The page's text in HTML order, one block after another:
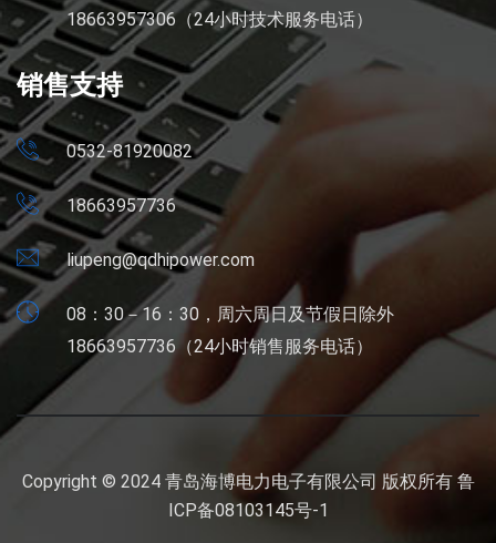
18663957306（24小时技术服务电话）
销售支持
0532-81920082
18663957736
liupeng@qdhipower.com
08：30－16：30，周六周日及节假日除外
18663957736（24小时销售服务电话）
Copyright © 2024 青岛海博电力电子有限公司 版权所有 鲁
ICP备08103145号-1